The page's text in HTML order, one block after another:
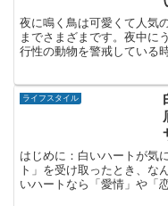
夜に鳴く鳥は可愛くて人気
までさまざまです。夜中に
行性の動物を警戒している
ライフスタイル
はじめに：白いハートが気
ト」を受け取ったとき、な
いハートなら「愛情」や「